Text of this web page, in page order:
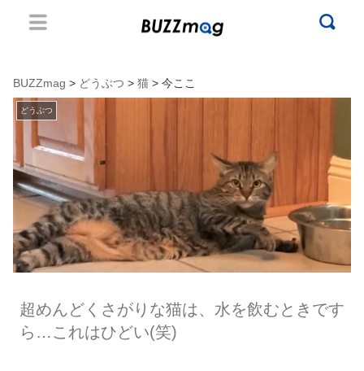
BUZZmag > どうぶつ > 猫 > 今ここ
どうぶつ
超めんどくさがりな猫は、水を飲むときです
ら…これはひどい(笑)